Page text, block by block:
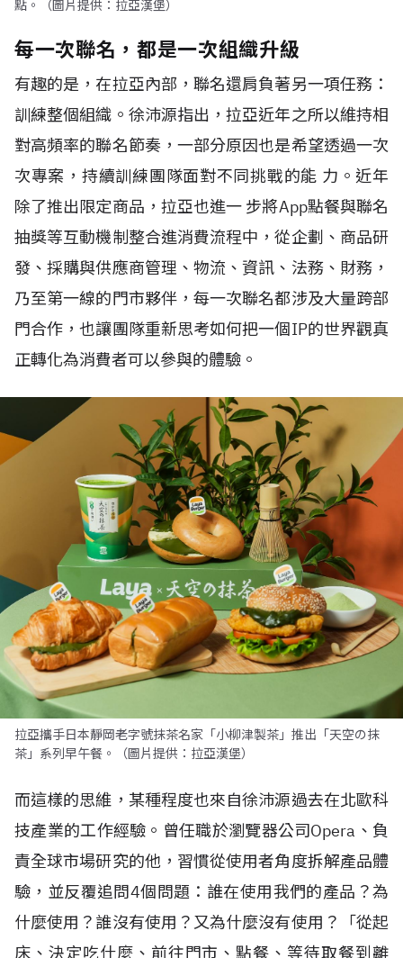
點。（圖片提供：拉亞漢堡）
每一次聯名，都是一次組織升級
有趣的是，在拉亞內部，聯名還肩負著另一項任務：
訓練整個組織。徐沛源指出，拉亞近年之所以維持相
對高頻率的聯名節奏，一部分原因也是希望透過一次
次專案，持續訓練團隊面對不同挑戰的能 力。近年
除了推出限定商品，拉亞也進一 步將App點餐與聯名
抽獎等互動機制整合進消費流程中，從企劃、商品研
發、採購與供應商管理、物流、資訊、法務、財務，
乃至第一線的門市夥伴，每一次聯名都涉及大量跨部
門合作，也讓團隊重新思考如何把一個IP的世界觀真
正轉化為消費者可以參與的體驗。
拉亞攜手日本靜岡老字號抹茶名家「小柳津製茶」推出「天空の抹
茶」系列早午餐。（圖片提供：拉亞漢堡）
而這樣的思維，某種程度也來自徐沛源過去在北歐科
技產業的工作經驗。曾任職於瀏覽器公司Opera、負
責全球市場研究的他，習慣從使用者角度拆解產品體
驗，並反覆追問4個問題：誰在使用我們的產品？為
什麼使用？誰沒有使用？又為什麼沒有使用？「從起
床、決定吃什麼、前往門市、點餐、等待取餐到離